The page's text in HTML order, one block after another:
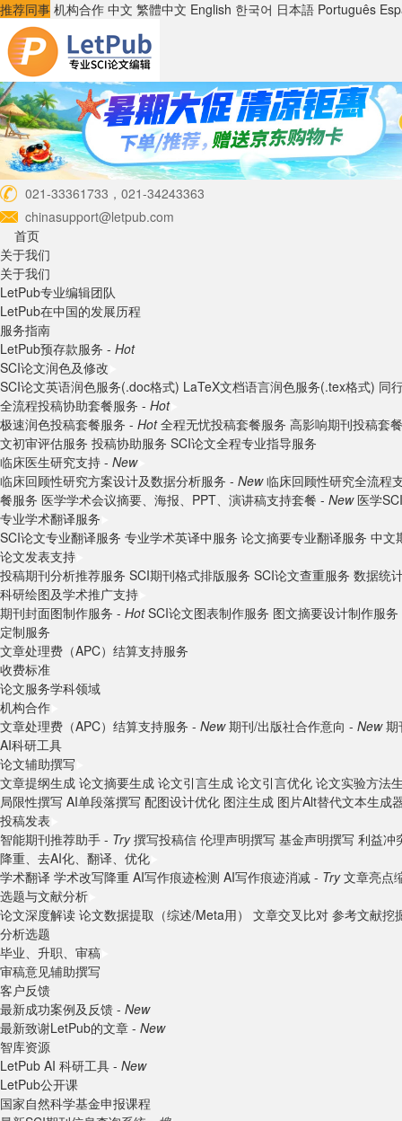
推荐同事 机构合作 中文 繁體中文 English 한국어 日本語 Português
021-33361733，021-34243363
chinasupport@letpub.com
首页
关于我们
关于我们
LetPub专业编辑团队
LetPub在中国的发展历程
服务指南
LetPub预存款服务 - Hot
SCI论文润色及修改
SCI论文英语润色服务(.doc格式) LaTeX文档语言润色服务(.tex格式) 同
全流程投稿协助套餐服务 - Hot
极速润色投稿套餐服务 - Hot 全程无忧投稿套餐服务 高影响期刊投稿套
文初审评估服务 投稿协助服务 SCI论文全程专业指导服务
临床医生研究支持 - New
临床回顾性研究方案设计及数据分析服务 - New 临床回顾性研究全流程
餐服务 医学学术会议摘要、海报、PPT、演讲稿支持套餐 - New 医学
专业学术翻译服务
SCI论文专业翻译服务 专业学术英译中服务 论文摘要专业翻译服务 中文
论文发表支持
投稿期刊分析推荐服务 SCI期刊格式排版服务 SCI论文查重服务 数据统
科研绘图及学术推广支持
期刊封面图制作服务 - Hot SCI论文图表制作服务 图文摘要设计制作服务
定制服务
文章处理费（APC）结算支持服务
收费标准
论文服务学科领域
机构合作
文章处理费（APC）结算支持服务 - New 期刊/出版社合作意向 - New
AI科研工具
论文辅助撰写
文章提纲生成 论文摘要生成 论文引言生成 论文引言优化 论文实验方法
局限性撰写 AI单段落撰写 配图设计优化 图注生成 图片Alt替代文本生成
投稿发表
智能期刊推荐助手 - Try 撰写投稿信 伦理声明撰写 基金声明撰写 利益冲
降重、去AI化、翻译、优化
学术翻译 学术改写降重 AI写作痕迹检测 AI写作痕迹消减 - Try 文章亮点
选题与文献分析
论文深度解读 论文数据提取（综述/Meta用） 文章交叉比对 参考文献挖
分析选题
毕业、升职、审稿
审稿意见辅助撰写
客户反馈
最新成功案例及反馈 - New
最新致谢LetPub的文章 - New
智库资源
LetPub AI 科研工具 - New
LetPub公开课
国家自然科学基金申报课程